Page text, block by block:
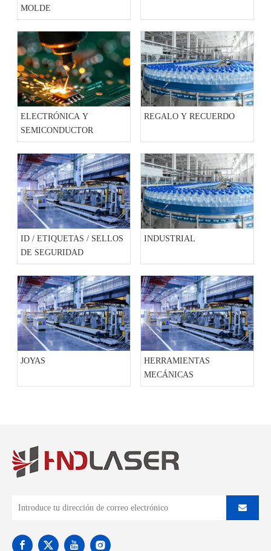
MOLDE
ELECTRÓNICA Y
SEMICONDUCTOR
REGALO Y RECUERDO
ID / ETIQUETAS / SELLOS
DE SEGURIDAD
INDUSTRIAL
JOYAS
HERRAMIENTAS
MECÁNICAS